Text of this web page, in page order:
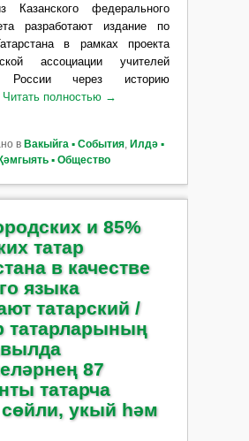
Казанского федерального
разработают издание по
в рамках проекта
ассоциации учителей
России через историю
Читать полностью →
в Вакыйга ▪ События, Илдә ▪
▪ Общество
и 85%
татар
в качестве
языка
татарский /
татарларының
87
татарча
сөйли, укый һәм